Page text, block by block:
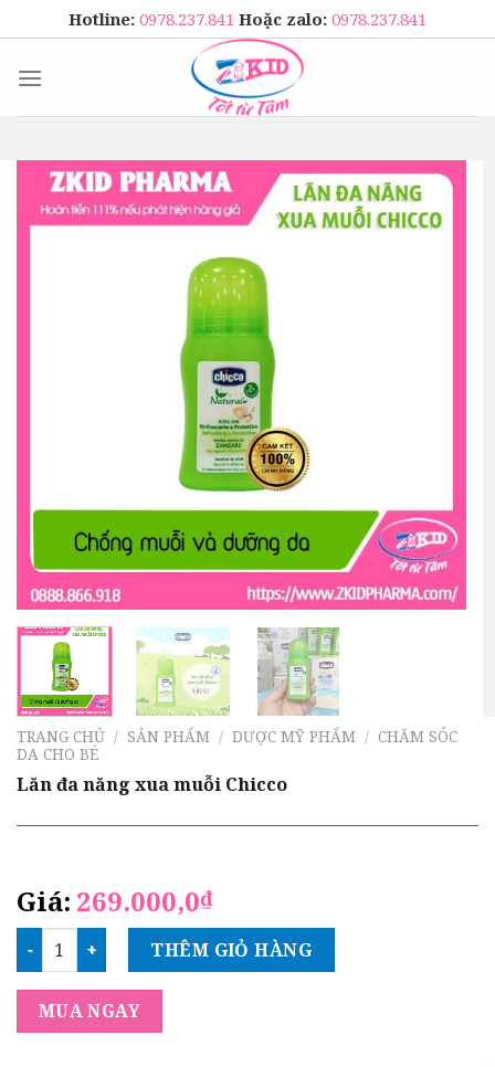
to
content
Hotline: 0978.237.841 Hoặc zalo: 0978.237.841
TRANG CHỦ / SẢN PHẨM / DƯỢC MỸ PHẨM / CHĂM SÓC
DA CHO BÉ
Lăn đa năng xua muỗi Chicco
Giá: 269.000,0₫
Lăn đa năng xua muỗi Chicco số lượng
THÊM GIỎ HÀNG
MUA NGAY